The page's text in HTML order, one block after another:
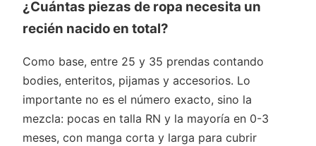
¿Cuántas piezas de ropa necesita un
recién nacido en total?
Como base, entre 25 y 35 prendas contando
bodies, enteritos, pijamas y accesorios. Lo
importante no es el número exacto, sino la
mezcla: pocas en talla RN y la mayoría en 0-3
meses, con manga corta y larga para cubrir